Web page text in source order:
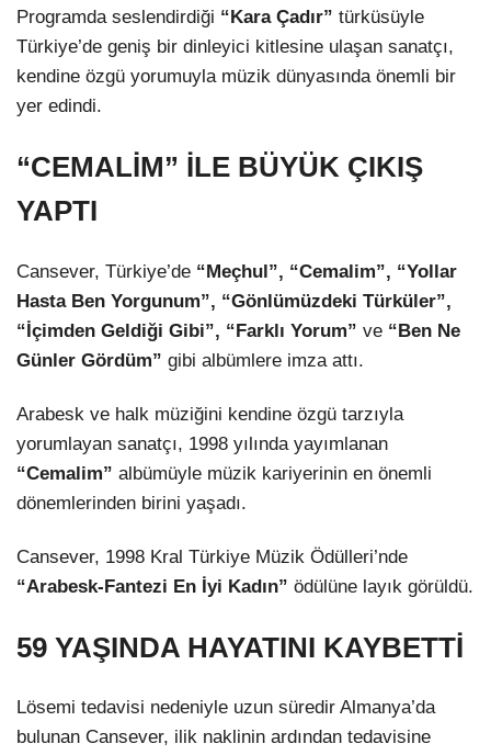
Programda seslendirdiği “Kara Çadır” türküsüyle
Türkiye’de geniş bir dinleyici kitlesine ulaşan sanatçı,
kendine özgü yorumuyla müzik dünyasında önemli bir
yer edindi.
“CEMALİM” İLE BÜYÜK ÇIKIŞ
YAPTI
Cansever, Türkiye’de “Meçhul”, “Cemalim”, “Yollar
Hasta Ben Yorgunum”, “Gönlümüzdeki Türküler”,
“İçimden Geldiği Gibi”, “Farklı Yorum” ve “Ben Ne
Günler Gördüm” gibi albümlere imza attı.
Arabesk ve halk müziğini kendine özgü tarzıyla
yorumlayan sanatçı, 1998 yılında yayımlanan
“Cemalim” albümüyle müzik kariyerinin en önemli
dönemlerinden birini yaşadı.
Cansever, 1998 Kral Türkiye Müzik Ödülleri’nde
“Arabesk-Fantezi En İyi Kadın” ödülüne layık görüldü.
59 YAŞINDA HAYATINI KAYBETTİ
Lösemi tedavisi nedeniyle uzun süredir Almanya’da
bulunan Cansever, ilik naklinin ardından tedavisine